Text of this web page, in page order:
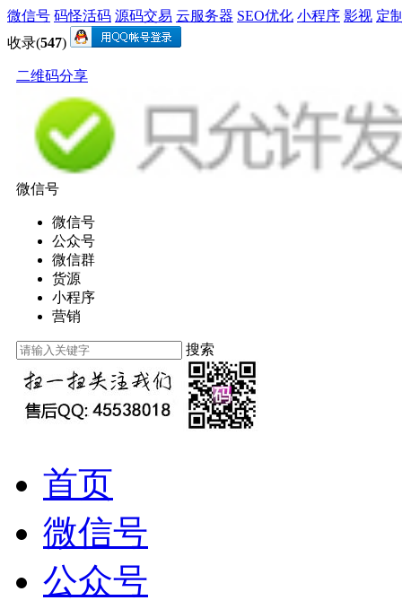
微信号 码怪活码 源码交易 云服务器 SEO优化 小程序 影视 定
收录(547)
二维码分享
微信号
微信号
公众号
微信群
货源
小程序
营销
搜索
首页
微信号
公众号